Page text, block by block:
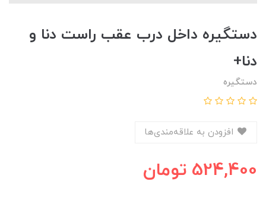
دستگيره داخل درب عقب راست دنا و
دنا+
دستگیره
524,400 تومان